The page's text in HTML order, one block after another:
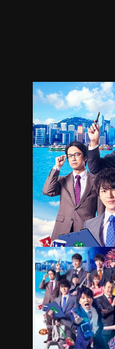
ตัวอย่าง ภาพนิ่ง